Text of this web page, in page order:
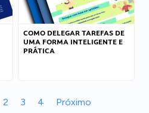
COMO DELEGAR TAREFAS DE
UMA FORMA INTELIGENTE E
PRÁTICA
2 3 4 Próximo